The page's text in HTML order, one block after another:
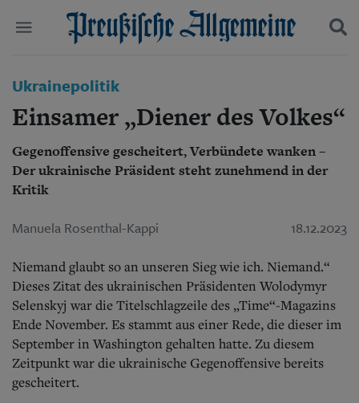
Start
Wer wir sind
Aktuelle Ausgabe
Abonnenten-Login
Wirtschaft
Gesellschaft
Leben
Pommern
Berlin-Brandenburg
Schlesien
Danzig und Westpreußen
Bücher
Suchen und finden
Ukrainepolitik
Einsamer „Diener des Volkes“
Gegenoffensive gescheitert, Verbündete wanken –
Der ukrainische Präsident steht zunehmend in der
Kritik
Manuela Rosenthal-Kappi 18.12.2023
Niemand glaubt so an unseren Sieg wie ich. Niemand.“
Dieses Zitat des ukrainischen Präsidenten Wolodymyr
Selenskyj war die Titelschlagzeile des „Time“-Magazins
Ende November. Es stammt aus einer Rede, die dieser im
September in Washington gehalten hatte. Zu diesem
Zeitpunkt war die ukrainische Gegenoffensive bereits
gescheitert.